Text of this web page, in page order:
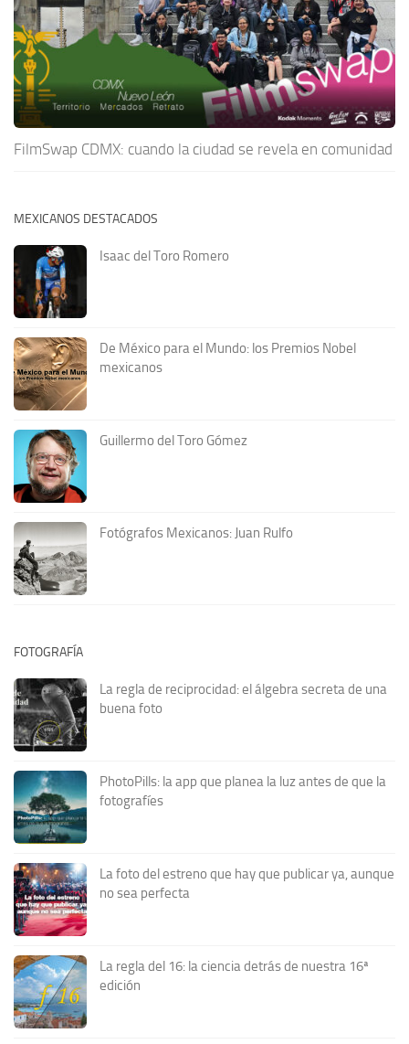
FilmSwap CDMX: cuando la ciudad se revela en comunidad
MEXICANOS DESTACADOS
Isaac del Toro Romero
De México para el Mundo: los Premios Nobel
mexicanos
Guillermo del Toro Gómez
Fotógrafos Mexicanos: Juan Rulfo
FOTOGRAFÍA
La regla de reciprocidad: el álgebra secreta de una
buena foto
PhotoPills: la app que planea la luz antes de que la
fotografíes
La foto del estreno que hay que publicar ya, aunque
no sea perfecta
La regla del 16: la ciencia detrás de nuestra 16ª
edición